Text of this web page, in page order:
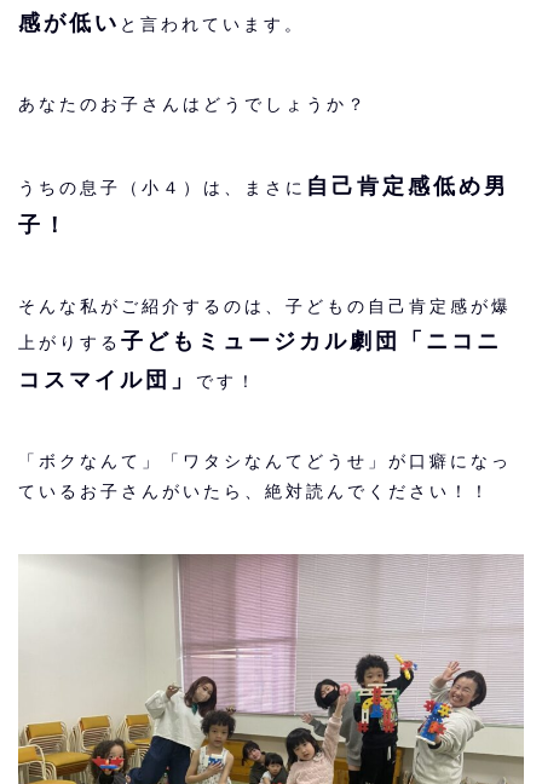
感が低い と言われています。
あなたのお子さんはどうでしょうか？
うちの息子（小４）は、まさに 自己肯定感低め男
子！
そんな私がご紹介するのは、子どもの自己肯定感が爆
上がりする 子どもミュージカル劇団「ニコニ
コスマイル団」
です！
「ボクなんて」「ワタシなんてどうせ」が口癖になっ
ているお子さんがいたら、絶対読んでください！！